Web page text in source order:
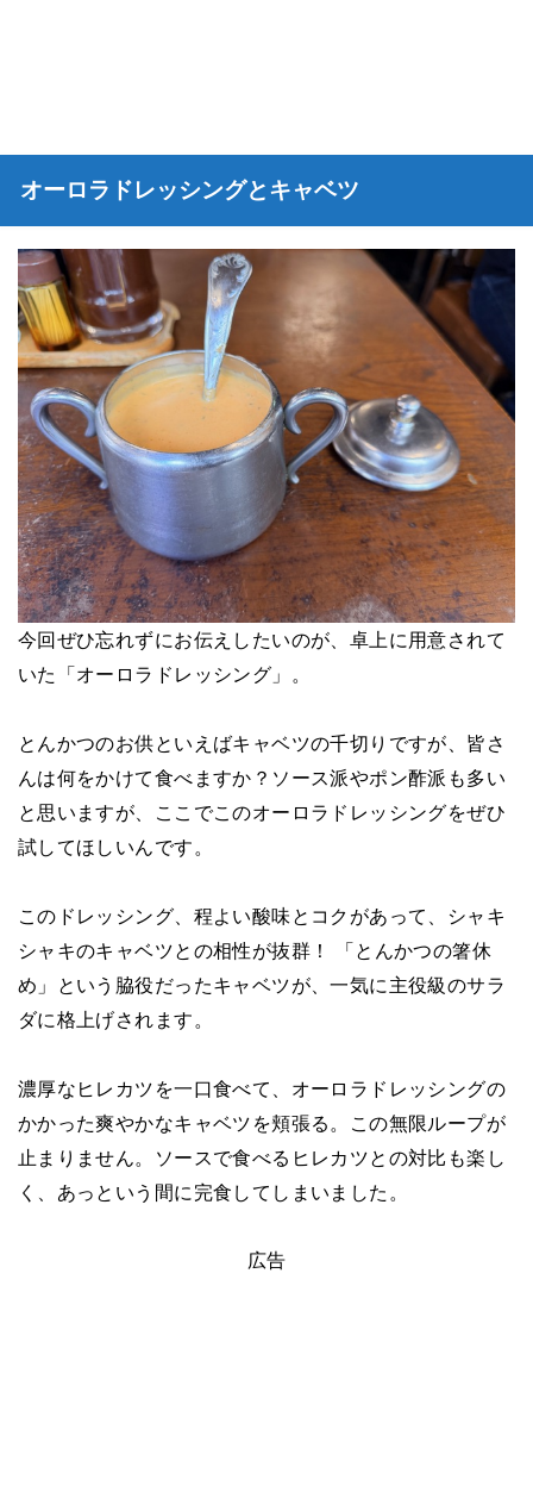
オーロラドレッシングとキャベツ
今回ぜひ忘れずにお伝えしたいのが、卓上に用意されて
いた「オーロラドレッシング」。
とんかつのお供といえばキャベツの千切りですが、皆さ
んは何をかけて食べますか？ソース派やポン酢派も多い
と思いますが、ここでこのオーロラドレッシングをぜひ
試してほしいんです。
このドレッシング、程よい酸味とコクがあって、シャキ
シャキのキャベツとの相性が抜群！ 「とんかつの箸休
め」という脇役だったキャベツが、一気に主役級のサラ
ダに格上げされます。
濃厚なヒレカツを一口食べて、オーロラドレッシングの
かかった爽やかなキャベツを頬張る。この無限ループが
止まりません。ソースで食べるヒレカツとの対比も楽し
く、あっという間に完食してしまいました。
広告